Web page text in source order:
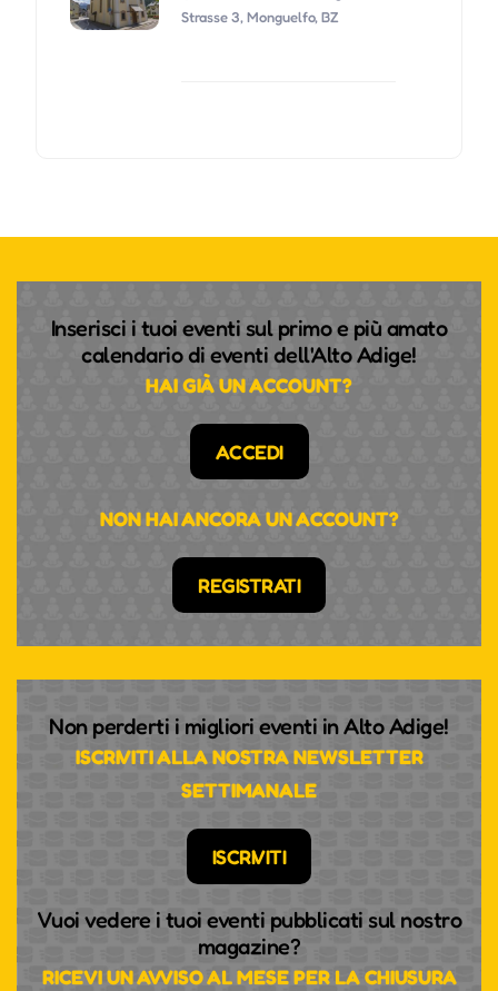
Strasse 3, Monguelfo, BZ
Inserisci i tuoi eventi sul primo e più amato
calendario di eventi dell'Alto Adige!
HAI GIÀ UN ACCOUNT?
ACCEDI
NON HAI ANCORA UN ACCOUNT?
REGISTRATI
Non perderti i migliori eventi in Alto Adige!
ISCRIVITI ALLA NOSTRA NEWSLETTER
SETTIMANALE
ISCRIVITI
Vuoi vedere i tuoi eventi pubblicati sul nostro
magazine?
RICEVI UN AVVISO AL MESE PER LA CHIUSURA